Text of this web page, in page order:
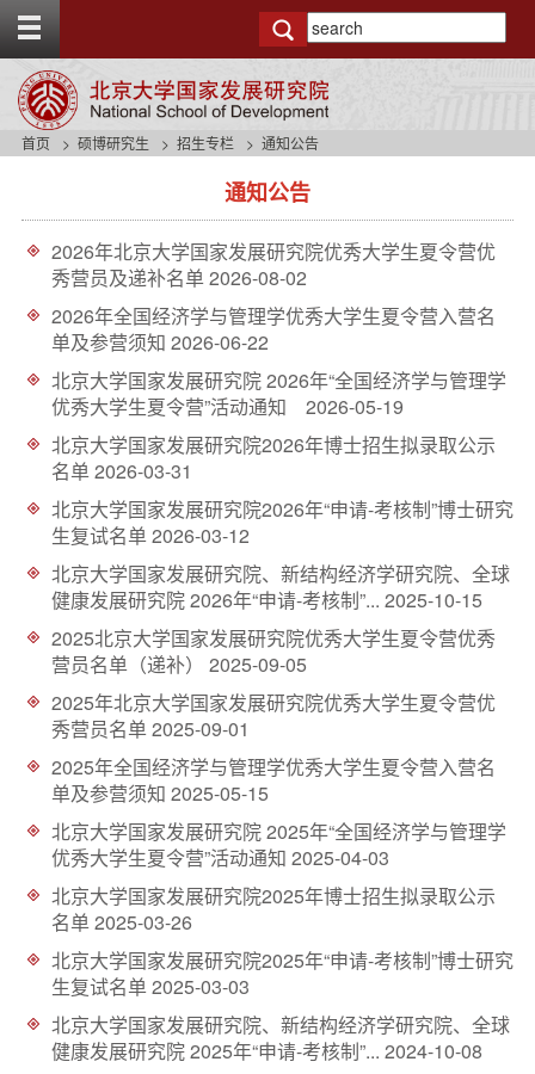
g
t
首页 硕博研究生 招生专栏 通知公告
通知公告
2026年北京大学国家发展研究院优秀大学生夏令营优
秀营员及递补名单2026-08-02
2026年全国经济学与管理学优秀大学生夏令营入营名
单及参营须知 2026-06-22
北京大学国家发展研究院 2026年“全国经济学与管理学
优秀大学生夏令营”活动通知
2026-05-19
北京大学国家发展研究院2026年博士招生拟录取公示
名单2026-03-31
北京大学国家发展研究院2026年“申请-考核制”博士研究
生复试名单2026-03-12
北京大学国家发展研究院、新结构经济学研究院、全球
健康发展研究院 2026年“申请-考核制”... 2025-10-15
2025北京大学国家发展研究院优秀大学生夏令营优秀
营员名单（递补）
2025-09-05
2025年北京大学国家发展研究院优秀大学生夏令营优
秀营员名单2025-09-01
2025年全国经济学与管理学优秀大学生夏令营入营名
单及参营须知 2025-05-15
北京大学国家发展研究院 2025年“全国经济学与管理学
优秀大学生夏令营”活动通知 2025-04-03
北京大学国家发展研究院2025年博士招生拟录取公示
名单2025-03-26
北京大学国家发展研究院2025年“申请-考核制”博士研究
生复试名单2025-03-03
北京大学国家发展研究院、新结构经济学研究院、全球
健康发展研究院 2025年“申请-考核制”... 2024-10-08